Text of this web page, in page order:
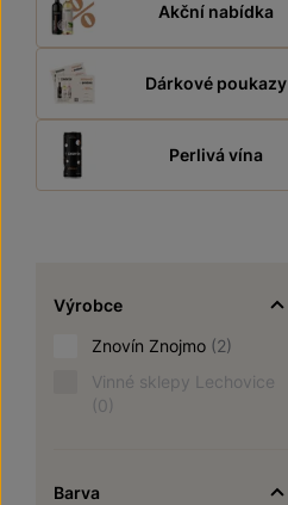
Akční nabídka
Dárkové poukazy
Perlivá vína
Výrobce
Znovín Znojmo (2)
Vinné sklepy Lechovice
(0)
Barva